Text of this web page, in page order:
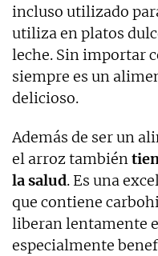
incluso utilizado
utiliza en platos
leche. Sin importar
siempre es un
delicioso.
Además de ser un
el arroz también
la salud. Es una
que contiene
liberan lentamente
especialmente